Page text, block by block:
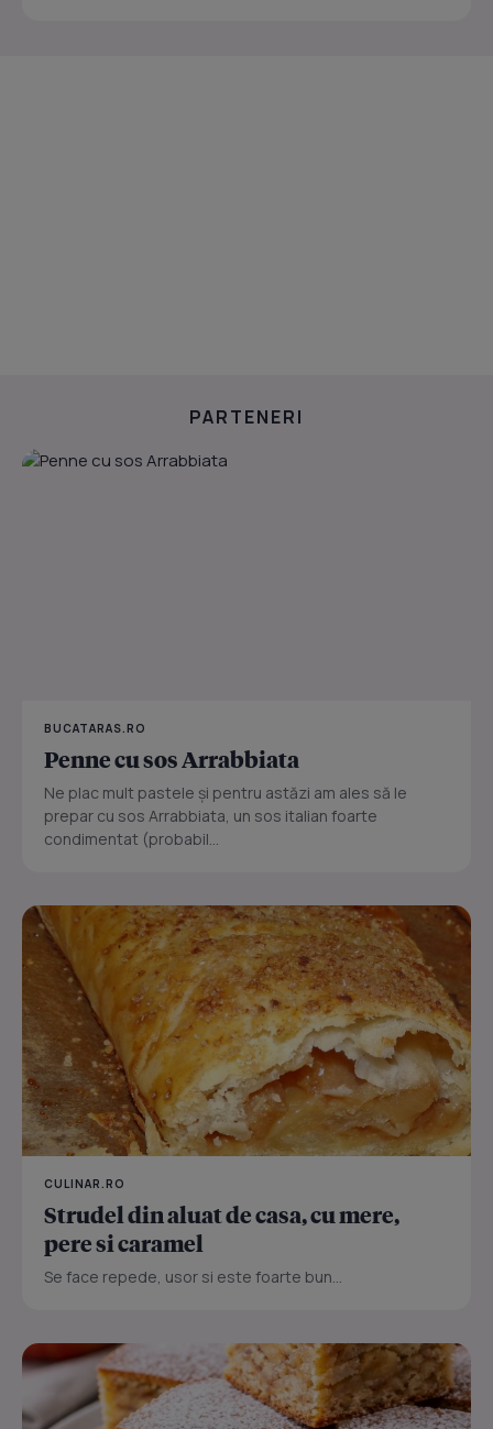
PARTENERI
BUCATARAS.RO
Penne cu sos Arrabbiata
Ne plac mult pastele și pentru astăzi am ales să le
prepar cu sos Arrabbiata, un sos italian foarte
condimentat (probabil...
CULINAR.RO
Strudel din aluat de casa, cu mere,
pere si caramel
Se face repede, usor si este foarte bun...